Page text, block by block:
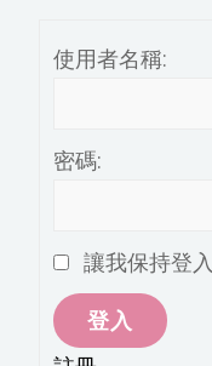
使用者名稱:
密碼:
讓我保持登入
登入